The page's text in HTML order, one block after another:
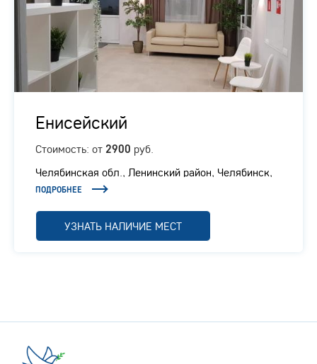
Енисейский
Стоимость: от 2900 руб.
Челябинская обл., ​Ленинский район, Челябинск,
Енисейская, 6
ПОДРОБНЕЕ
УЗНАТЬ НАЛИЧИЕ МЕСТ